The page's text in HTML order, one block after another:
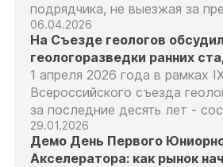
подрядчика, не выезжая за
06.04.2026
На Съезде геологов
геологоразведки ранних
1 апреля 2026 года в рамках
Всероссийского съезда
за последние десять лет -
29.01.2026
Демо День Первого
Акселератора: как рынок